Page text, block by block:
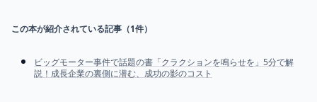
この本が紹介されている記事（1件）
ビッグモーター事件で話題の書「クラクションを鳴らせを」5分で解
説！成長企業の裏側に潜む、成功の影のコスト